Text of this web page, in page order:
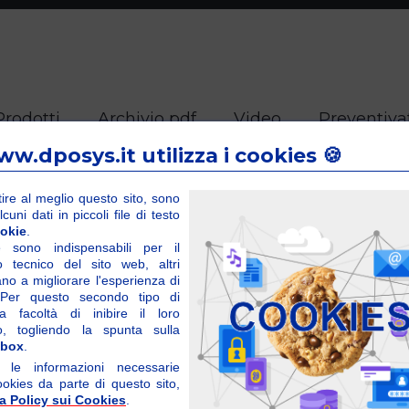
Archivio pdf Video
Cookies Policy
UE 679/ del 25 maggio 2016 e successive norme
dei Dati
utilizza i cookies 🍪
al meglio questo sito, sono
dati in piccoli file di testo
.
sono indispensabili per il
tecnico del sito web, altri
a migliorare l'esperienza di
Per questo secondo tipo di
facoltà di inibire il loro
togliendo la spunta sulla
.
le informazioni necessarie
da parte di questo sito,
Policy sui Cookies.